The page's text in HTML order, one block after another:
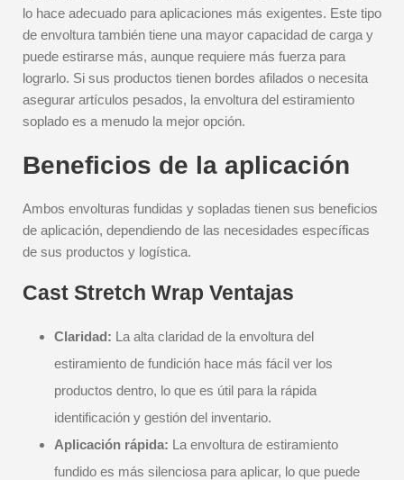
lo hace adecuado para aplicaciones más exigentes. Este tipo
de envoltura también tiene una mayor capacidad de carga y
puede estirarse más, aunque requiere más fuerza para
lograrlo. Si sus productos tienen bordes afilados o necesita
asegurar artículos pesados, la envoltura del estiramiento
soplado es a menudo la mejor opción.
Beneficios de la aplicación
Ambos envolturas fundidas y sopladas tienen sus beneficios
de aplicación, dependiendo de las necesidades específicas
de sus productos y logística.
Cast Stretch Wrap Ventajas
Claridad: La alta claridad de la envoltura del
estiramiento de fundición hace más fácil ver los
productos dentro, lo que es útil para la rápida
identificación y gestión del inventario.
Aplicación rápida: La envoltura de estiramiento
fundido es más silenciosa para aplicar, lo que puede